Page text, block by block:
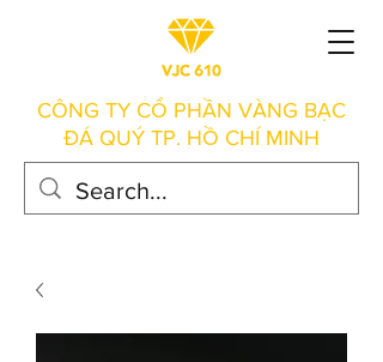
CÔNG TY CỔ PHẦN VÀNG BẠC
ĐÁ QUÝ TP. HỒ CHÍ MINH